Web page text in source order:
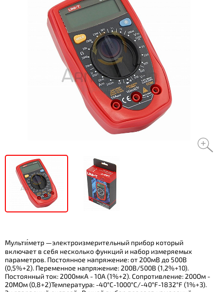
Мульти́метр —электроизмерительный прибор который
включает в себя несколько функций и набор измеряемых
параметров. Постоянное напряжение: от 200мВ до 500В
(0,5%+2). Переменное напряжение: 200В/500В (1,2%+10).
Постоянный ток: 2000мкА - 10А (1%+2). Сопротивление: 200Ом -
20МОм (0,8+2)Температура: -40°С-1000°C/-40°F-1832°F (1%+3).